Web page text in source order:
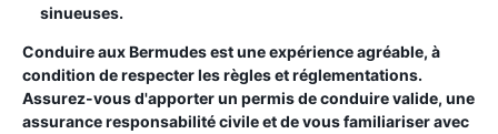
sinueuses.
Conduire aux Bermudes est une expérience agréable, à
condition de respecter les règles et réglementations.
Assurez-vous d'apporter un permis de conduire valide, une
assurance responsabilité civile et de vous familiariser avec